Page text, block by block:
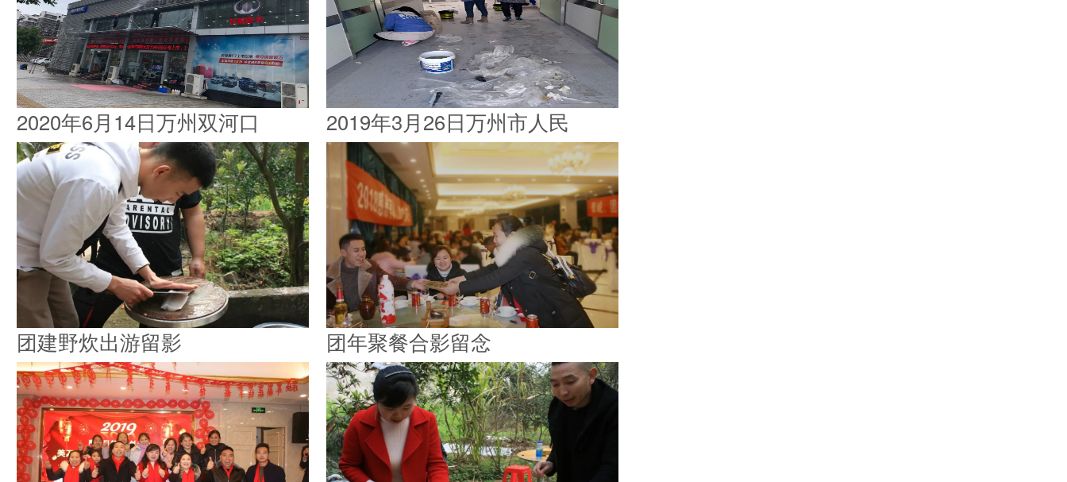
2020年6月14日万州双河口 2019年3月26日万州市人民
团建野炊出游留影 团年聚餐合影留念